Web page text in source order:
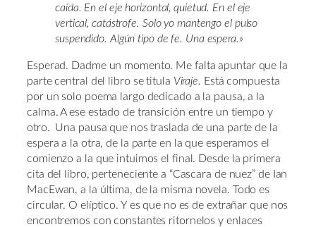
caída. En el eje horizontal, quietud. En el eje
vertical, catástrofe. Solo yo mantengo el pulso
suspendido. Algún tipo de fe. Una espera.»
Esperad. Dadme un momento. Me falta apuntar que la
parte central del libro se titula Viraje. Está compuesta
por un solo poema largo dedicado a la pausa, a la
calma. A ese estado de transición entre un tiempo y
otro. Una pausa que nos traslada de una parte de la
espera a la otra, de la parte en la que esperamos el
comienzo a la que intuimos el final. Desde la primera
cita del libro, perteneciente a “Cascara de nuez” de Ian
MacEwan, a la última, de la misma novela. Todo es
circular. O elíptico. Y es que no es de extrañar que nos
encontremos con constantes ritornelos y enlaces